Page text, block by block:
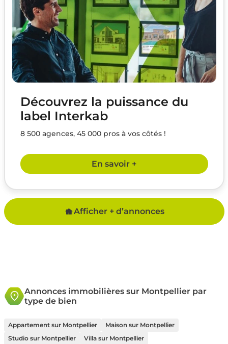
Découvrez la puissance du
label Interkab
8 500 agences, 45 000 pros à vos côtés !
En savoir +
Afficher + d’annonces
Annonces immobilières sur Montpellier par
type de bien
Appartement sur Montpellier
Maison sur Montpellier
Studio sur Montpellier
Villa sur Montpellier